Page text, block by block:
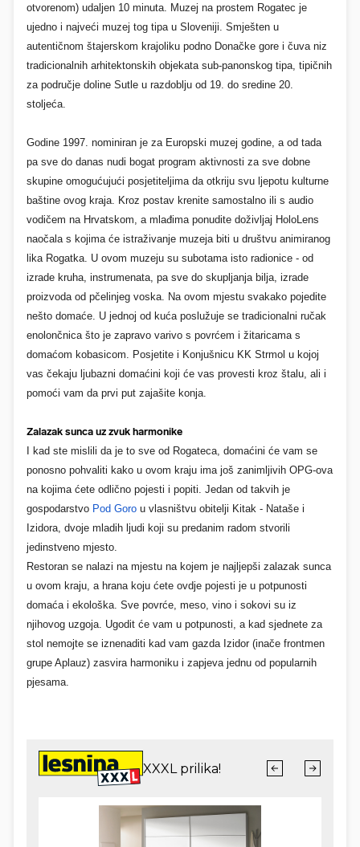
otvorenom) udaljen 10 minuta. Muzej na prostem Rogatec je
ujedno i najveći muzej tog tipa u Sloveniji. Smješten u
autentičnom štajerskom krajoliku podno Donačke gore i čuva niz
tradicionalnih arhitektonskih objekata sub-panonskog tipa, tipičnih
za područje doline Sutle u razdoblju od 19. do sredine 20.
stoljeća.
Godine 1997. nominiran je za Europski muzej godine, a od tada
pa sve do danas nudi bogat program aktivnosti za sve dobne
skupine omogućujući posjetiteljima da otkriju svu ljepotu kulturne
baštine ovog kraja. Kroz postav krenite samostalno ili s audio
vodičem na Hrvatskom, a mlađima ponudite doživljaj HoloLens
naočala s kojima će istraživanje muzeja biti u društvu animiranog
lika Rogatka. U ovom muzeju su subotama isto radionice - od
izrade kruha, instrumenata, pa sve do skupljanja bilja, izrade
proizvoda od pčelinjeg voska. Na ovom mjestu svakako pojedite
nešto domaće. U jednoj od kuća poslužuje se tradicionalni ručak
enolončnica što je zapravo varivo s povrćem i žitaricama s
domaćom kobasicom. Posjetite i Konjušnicu KK Strmol u kojoj
vas čekaju ljubazni domaćini koji će vas provesti kroz štalu, ali i
pomoći vam da prvi put zajašite konja.
Zalazak sunca uz zvuk harmonike
I kad ste mislili da je to sve od Rogateca, domaćini će vam se
ponosno pohvaliti kako u ovom kraju ima još zanimljivih OPG-ova
na kojima ćete odlično pojesti i popiti. Jedan od takvih je
gospodarstvo Pod Goro u vlasništvu obitelji Kitak - Nataše i
Izidora, dvoje mladih ljudi koji su predanim radom stvorili
jedinstveno mjesto.
Restoran se nalazi na mjestu na kojem je najljepši zalazak sunca
u ovom kraju, a hrana koju ćete ovdje pojesti je u potpunosti
domaća i ekološka. Sve povrće, meso, vino i sokovi su iz
njihovog uzgoja. Ugodit će vam u potpunosti, a kad sjednete za
stol nemojte se iznenaditi kad vam gazda Izidor (inače frontmen
grupe Aplauz) zasvira harmoniku i zapjeva jednu od popularnih
pjesama.